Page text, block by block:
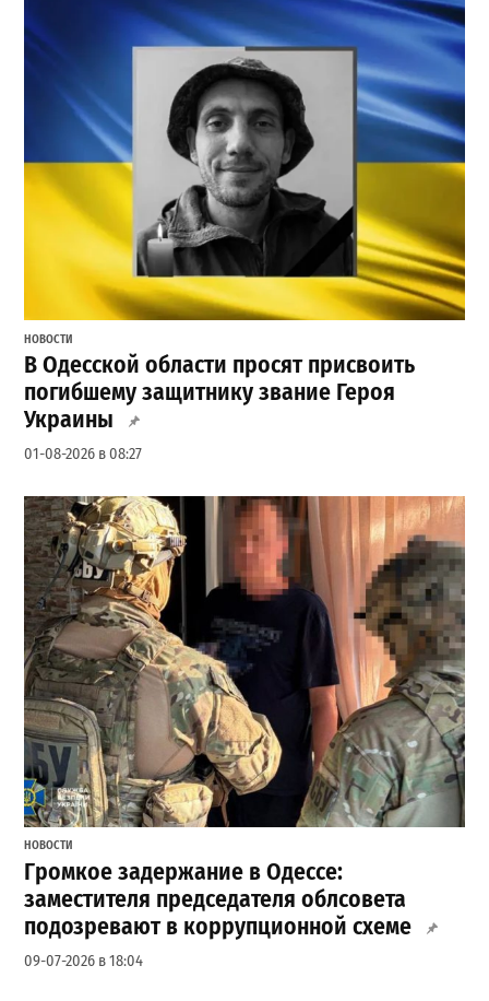
НОВОСТИ
В Одесской области просят присвоить
погибшему защитнику звание Героя
Украины
01-08-2026 в 08:27
НОВОСТИ
Громкое задержание в Одессе:
заместителя председателя облсовета
подозревают в коррупционной схеме
09-07-2026 в 18:04